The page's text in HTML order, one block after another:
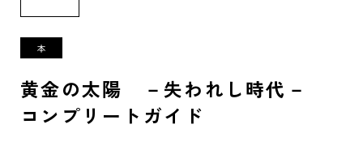
黄金の太陽 －失われし時代－
コンプリートガイド